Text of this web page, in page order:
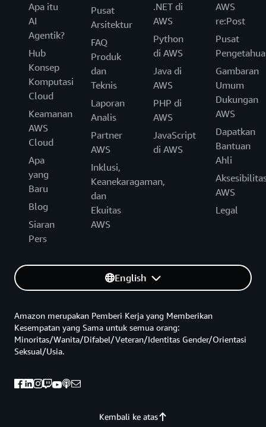
Apa itu
AI
Agentik?
Hub
Konsep
Komputasi
Cloud
Keamanan
AWS
Cloud
Apa
yang
Baru
Blog
Siaran
Pers
Pusat
Arsitektur
FAQ
Produk
dan
Teknis
Laporan
Analis
Partner
AWS
Inklusi,
Keanekaragaman,
dan
Ekuitas
AWS
.NET di
AWS
Python
di AWS
Java di
AWS
PHP di
AWS
JavaScript
di AWS
AWS
re:Post
Pusat
Gambaran
Umum
Dukungan
AWS
Dapatkan
Bantuan
Ahli
AWS
Legal
English
Kembali ke atas
Amazon merupakan Pemberi Kerja yang Memberikan
Kesempatan yang Sama untuk semua orang:
Minoritas/Wanita/Difabel/Veteran/Identitas Gender/Orientasi
Seksual/Usia.